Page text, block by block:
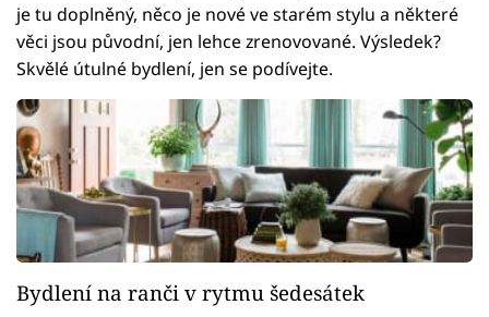
je tu doplněný, něco je nové ve starém stylu a některé
věci jsou původní, jen lehce zrenovované. Výsledek?
Skvělé útulné bydlení, jen se podívejte.
Bydlení na ranči v rytmu šedesátek